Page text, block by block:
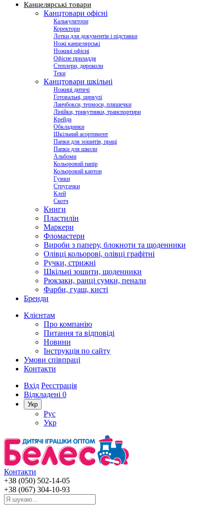
Канцелярські товари
Канцтовари офісні
Калькулятори
Коректори
Лотки для документів і підставки
Ножі канцелярські
Ножиці офісні
Офісне приладдя
Степлери, дироколи
Теки
Канцтовари шкільні
Ножиці дитячі
Готовальні, циркулі
Ланчбокси, термоси, пляшечки
Лінійки, трикутники, транспортири
Крейда
Обкладинки
Шкільний асортимент
Папки для зошитів, праці
Папки для школи
Альбоми
Кольоровий папір
Кольоровий картон
Гумки
Стругачки
Клей
Скотч
Книги
Пластилін
Маркери
Фломастери
Вироби з паперу, блокноти та щоденники
Олівці кольорові, олівці графітні
Ручки, стрижні
Шкільні зошити, щоденники
Рюкзаки, ранці сумки, пенали
Фарби, гуаш, кисті
Бренди
Клієнтам
Про компанію
Питання та відповіді
Новини
Інструкція по сайту
Умови співпраці
Контакти
Вхід Реєстрація
Відкладені 0
Укр
Рус
Укр
Контакти
+38 (050) 502-14-05
+38 (067) 304-10-93